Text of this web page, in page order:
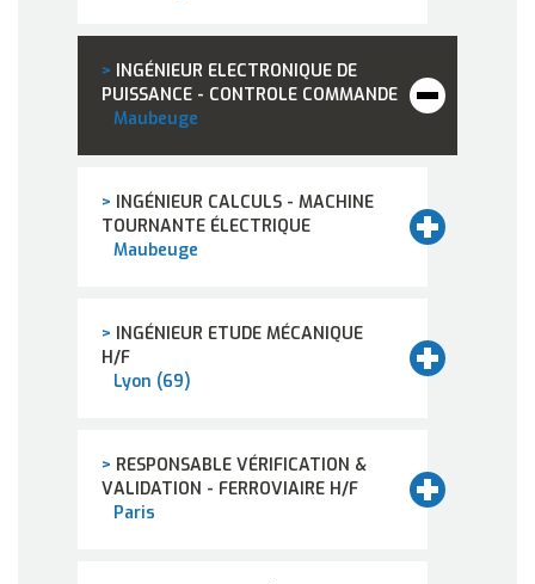
> INGÉNIEUR ELECTRONIQUE DE
PUISSANCE - CONTROLE COMMANDE
Maubeuge
> INGÉNIEUR CALCULS - MACHINE
TOURNANTE ÉLECTRIQUE
Maubeuge
> INGÉNIEUR ETUDE MÉCANIQUE
H/F
Lyon (69)
> RESPONSABLE VÉRIFICATION &
VALIDATION - FERROVIAIRE H/F
Paris